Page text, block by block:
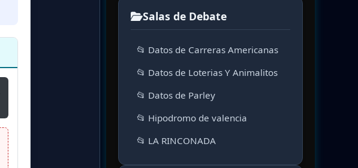
Salas de Debate
📂 Datos de Carreras Americanas
📂 Datos de Loterias Y Animalitos
📂 Datos de Parley
📂 Hipodromo de valencia
📂 LA RINCONADA